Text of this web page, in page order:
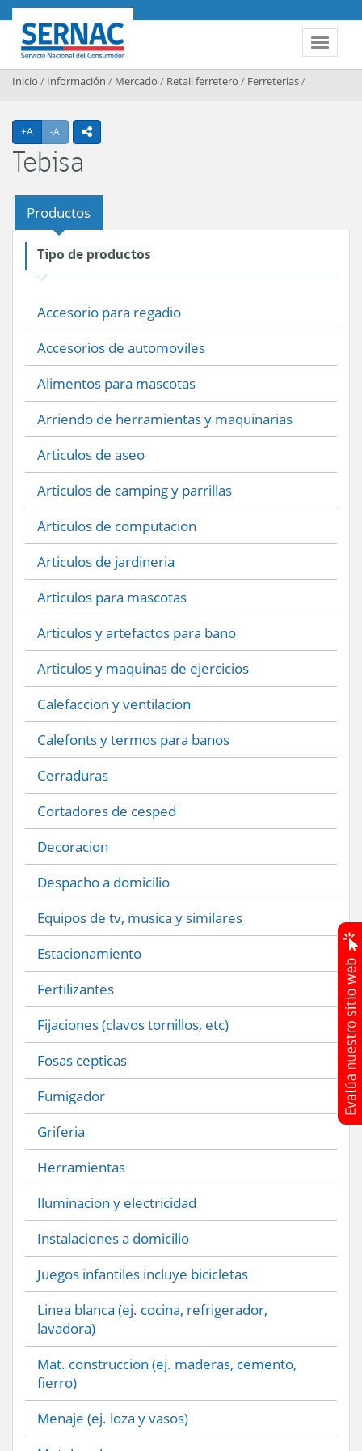
Contenido principal
Toggle
SERNAC
Inicio / Información / Mercado / Retail ferretero / Ferreterias/
+A Agrandar texto
-A Achicar textoicono compartir
Tebisa
Productos
Tipo de productos
Accesorio para regadio
Accesorios de automoviles
Alimentos para mascotas
Arriendo de herramientas y maquinarias
Articulos de aseo
Articulos de camping y parrillas
Articulos de computacion
Articulos de jardineria
Articulos para mascotas
Articulos y artefactos para bano
Articulos y maquinas de ejercicios
Calefaccion y ventilacion
Calefonts y termos para banos
Cerraduras
Cortadores de cesped
Decoracion
Despacho a domicilio
Equipos de tv, musica y similares
Estacionamiento
Fertilizantes
Fijaciones (clavos tornillos, etc)
Fosas cepticas
Fumigador
Griferia
Herramientas
Iluminacion y electricidad
Instalaciones a domicilio
Juegos infantiles incluye bicicletas
Linea blanca (ej. cocina, refrigerador,
lavadora)
Mat. construccion (ej. maderas, cemento,
fierro)
Menaje (ej. loza y vasos)